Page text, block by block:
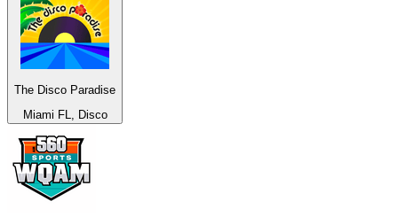
The Disco Paradise
Miami FL, Disco